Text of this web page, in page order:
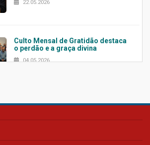
22.05.2026
Culto Mensal de Gratidão destaca
o perdão e a graça divina
04.05.2026
Confira como foi o culto mensal